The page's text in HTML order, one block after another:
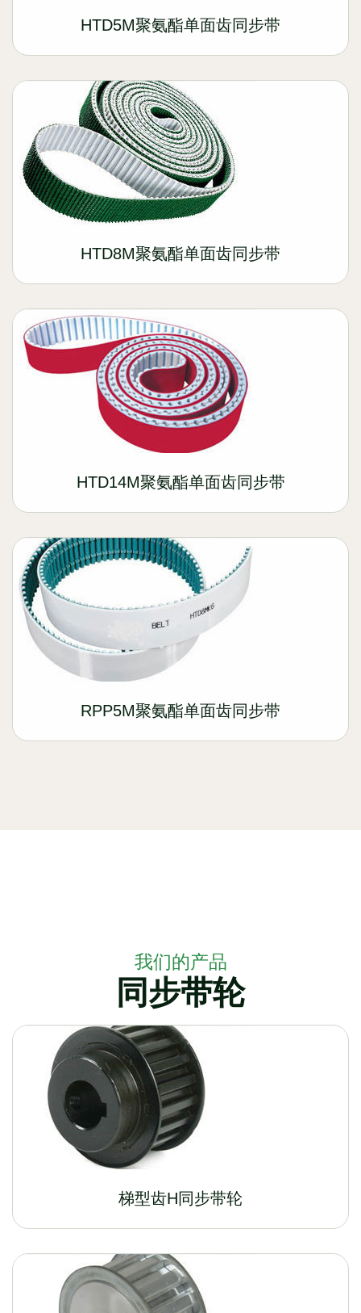
HTD5M聚氨酯单面齿同步带
HTD8M聚氨酯单面齿同步带
HTD14M聚氨酯单面齿同步带
RPP5M聚氨酯单面齿同步带
我们的产品
同步带轮
梯型齿H同步带轮